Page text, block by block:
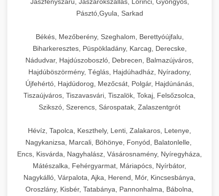
Pásztó,Gyula, Sarkad
Békés, Mezőberény, Szeghalom, Berettyóújfalu,
Biharkeresztes, Püspökladány, Karcag, Derecske,
Nádudvar, Hajdúszoboszló, Debrecen, Balmazújváros,
Hajdúböszörmény, Téglás, Hajdúhadház, Nyíradony,
Újfehértó, Hajdúdorog, Mezőcsát, Polgár, Hajdúnánás,
Tiszaújváros, Tiszavasvári, Tiszalök, Tokaj, Felsőzsolca,
Szikszó, Szerencs, Sárospatak, Zalaszentgrót
Hévíz, Tapolca, Keszthely, Lenti, Zalakaros, Letenye,
Nagykanizsa, Marcali, Böhönye, Fonyód, Balatonlelle,
Encs, Kisvárda, Nagyhalász, Vásárosnamény, Nyíregyháza,
Mátészalka, Fehérgyarmat, Máriapócs, Nyírbátor,
Nagykálló, Várpalota, Ajka, Herend, Mór, Kincsesbánya,
Oroszlány, Kisbér, Tatabánya, Pannonhalma, Bábolna,